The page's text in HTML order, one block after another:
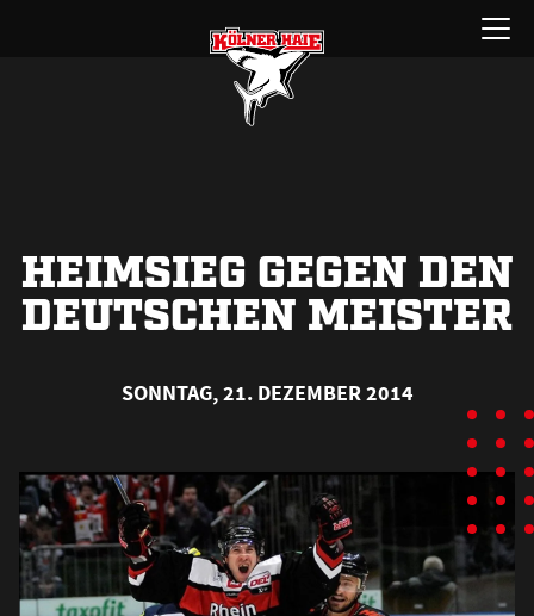
Menü
öffnen
HEIMSIEG GEGEN DEN
DEUTSCHEN MEISTER
SONNTAG, 21. DEZEMBER 2014